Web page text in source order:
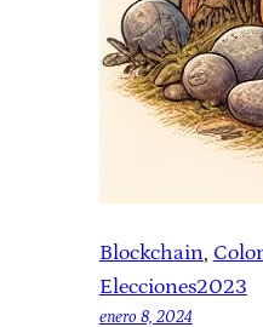
Blockchain,
Elecciones2023
enero 8, 2024